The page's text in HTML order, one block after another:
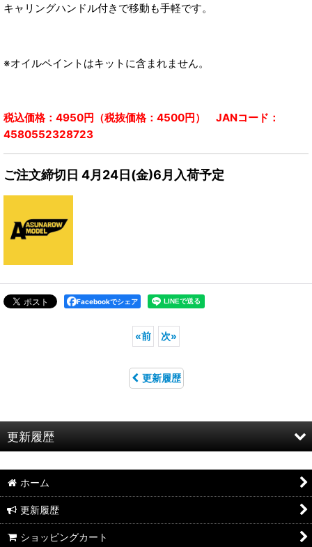
キャリングハンドル付きで移動も手軽です。
※オイルペイントはキットに含まれません。
税込価格：4950円（税抜価格：4500円） JANコード：
4580552328723
ご注文締切日 4月24日(金)6月入荷予定
Facebookでシェア
«前 次»
更新履歴
更新履歴
ホーム
更新履歴
ショッピングカート